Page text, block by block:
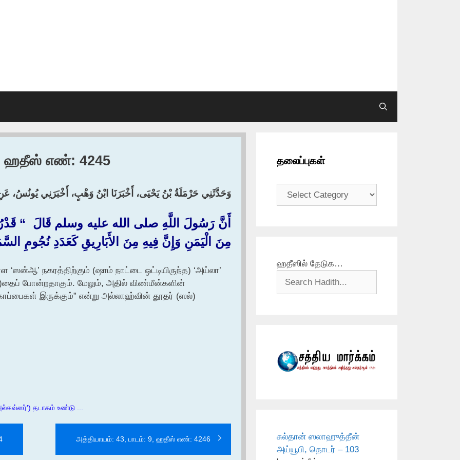
ஹதீஸ் எண்: 4245
وَحَدَّثَنِي حَرْمَلَةُ بْنُ يَحْيَى، أَخْبَرَنَا ابْنُ وَهْبٍ، أَخْبَرَنِي
أَنَّ رَسُولَ اللَّهِ صلى الله عليه وسلم قَالَ ‏ “‏
مِنَ الْيَمَنِ وَإِنَّ فِيهِ مِنَ الأَبَارِيقِ كَعَدَدِ نُجُومِ
‘ஸன்ஆ’ நகரத்திற்கும் (ஷாம் நாட்டை ஒட்டியிருந்த) ‘அய்லா’
போன்றதாகும். மேலும், அதில் விண்மீன்களின்
இருக்கும்” என்று அல்லாஹ்வின் தூதர் (ஸல்)
தடாகம் உண்டு ...
அத்தியாயம்: 43, பாடம்: 9, ஹதீஸ் எண்: 4246
தலைப்புகள்
தலைப்புகள்
ஹதீஸில் தேடுக…
சுல்தான் ஸலாஹுத்தீன்
அய்யூபி, தொடர் – 103